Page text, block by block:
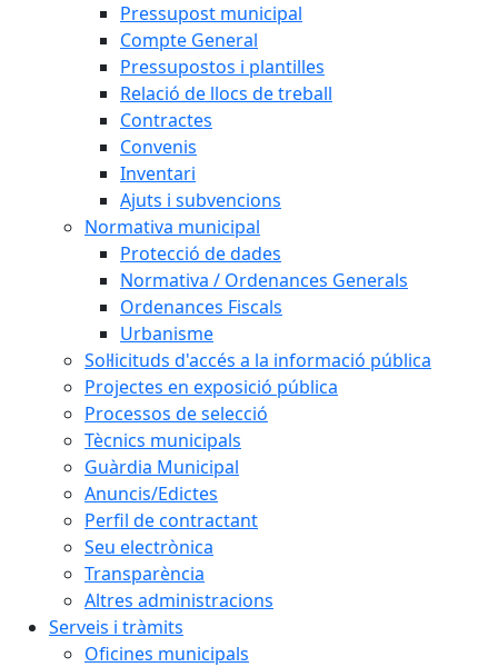
Pressupost municipal
Compte General
Pressupostos i plantilles
Relació de llocs de treball
Contractes
Convenis
Inventari
Ajuts i subvencions
Normativa municipal
Protecció de dades
Normativa / Ordenances Generals
Ordenances Fiscals
Urbanisme
Sol·licituds d'accés a la informació pública
Projectes en exposició pública
Processos de selecció
Tècnics municipals
Guàrdia Municipal
Anuncis/Edictes
Perfil de contractant
Seu electrònica
Transparència
Altres administracions
Serveis i tràmits
Oficines municipals